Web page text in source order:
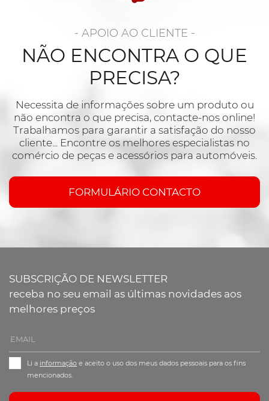
- APOIO AO CLIENTE -
NÃO ENCONTRA O QUE
PRECISA?
Necessita de informações sobre um produto ou
não encontra o que precisa, contacte-nos online!
Trabalhamos para garantir a satisfação do nosso
cliente... Encontre os melhores especialistas no
comércio de peças e acessórios para automóveis.
FORMULÁRIO CONTACTO
SUBSCRIÇÃO DE NEWSLETTER
receba no seu email as últimas novidades aos
melhores preços
Li a informação e aceito o uso dos meus dados pessoais para os fins
mencionados.